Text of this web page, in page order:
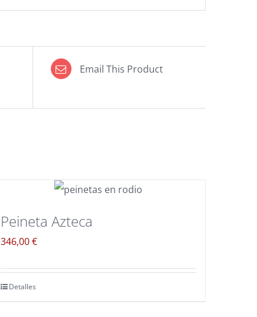
Email This Product
Peineta Azteca
346,00€
Detalles